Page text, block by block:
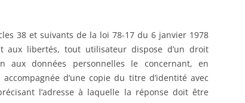
38 et suivants de la loi 78-17 du 6 janvier 1978
aux libertés, tout utilisateur dispose d’un droit
aux données personnelles le concernant, en
d’une copie du titre d’identité avec
l’adresse à laquelle la réponse doit être